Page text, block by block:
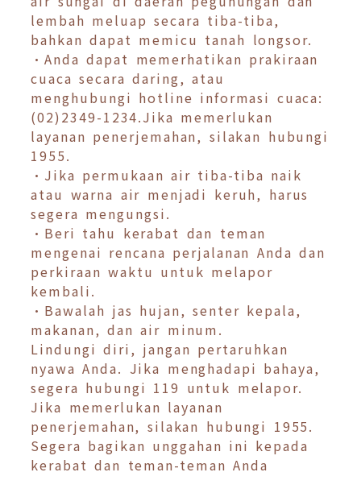
lembah meluap secara tiba-tiba,
bahkan dapat memicu tanah longsor.
•Anda dapat memerhatikan prakiraan
cuaca secara daring, atau
menghubungi hotline informasi cuaca:
(02)2349-1234.Jika memerlukan
layanan penerjemahan, silakan hubungi
1955.
•Jika permukaan air tiba-tiba naik
atau warna air menjadi keruh, harus
segera mengungsi.
•Beri tahu kerabat dan teman
mengenai rencana perjalanan Anda dan
perkiraan waktu untuk melapor
kembali.
•Bawalah jas hujan, senter kepala,
makanan, dan air minum.
Lindungi diri, jangan pertaruhkan
nyawa Anda. Jika menghadapi bahaya,
segera hubungi 119 untuk melapor.
Jika memerlukan layanan
penerjemahan, silakan hubungi 1955.
Segera bagikan unggahan ini kepada
kerabat dan teman-teman Anda